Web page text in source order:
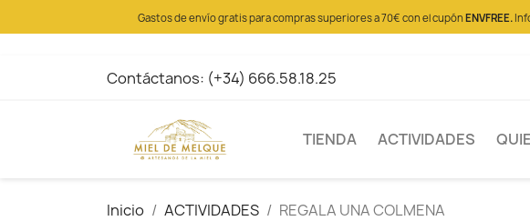
Gastos de envío gratis para compras superiores a 70€ con el cupón ENVFREE.
Contáctanos: (+34) 666.58.18.25
TIENDA ACTIVIDADES
Inicio ACTIVIDADES REGALA UNA COLMENA